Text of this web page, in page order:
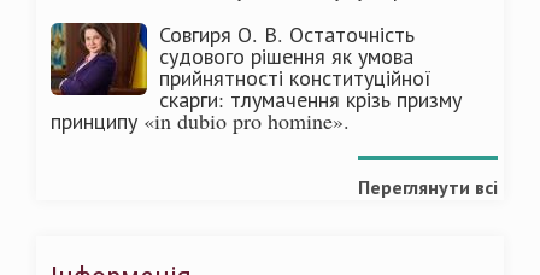
Совгиря О. В. Остаточність
судового рішення як умова
прийнятності конституційної
скарги: тлумачення крізь призму
принципу «in dubio pro homine».
Переглянути всі